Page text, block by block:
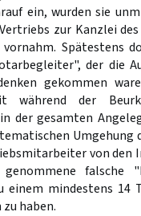
ein, wurden sie
zur Kanzlei
Spätestens
der die
gekommen
während der
der gesamten
Umgehung
von den
falsche
einem mindestens 14
haben.